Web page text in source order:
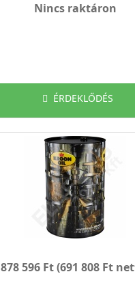
Nincs raktáron
ÉRDEKLŐDÉS
878 596 Ft(691 808 Ft